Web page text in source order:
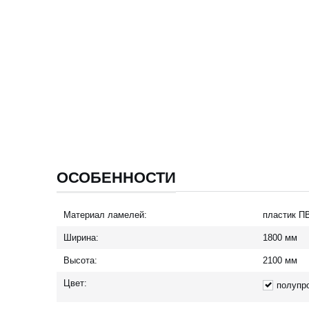
ОСОБЕННОСТИ
Материал ламелей: пластик
Ширина: 1800 мм
Высота: 2100 мм
Цвет: